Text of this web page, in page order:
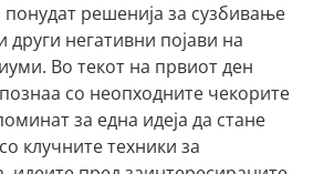
понудат решенија за сузбивање
негативни појави на
Во текот на првиот ден
со неопходните чекорите
за една идеја да стане
клучните техники за